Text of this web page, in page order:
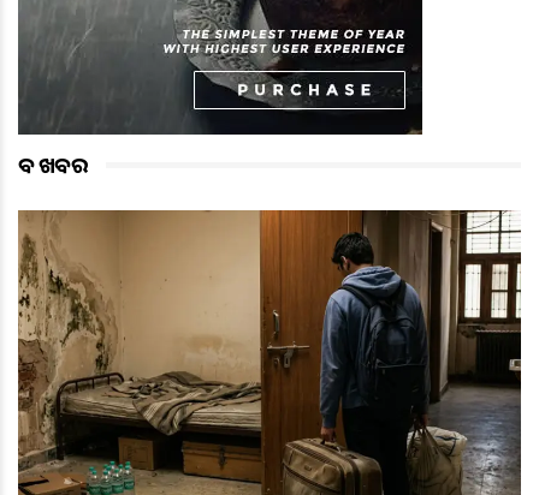
ବଡ ଖବର